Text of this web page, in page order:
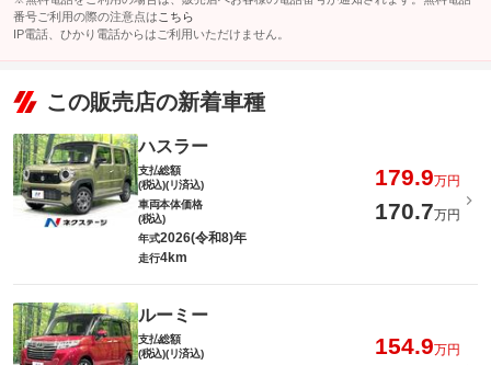
番号ご利用の際の注意点は こちら
IP電話、ひかり電話からはご利用いただけません。
この販売店の新着車種
ハスラー
支払総額
(税込)(リ済込)
179.9万円
車両本体価格
(税込)
170.7万円
年式2026(令和8)年
走行4km
ルーミー
支払総額
(税込)(リ済込)
154.9万円